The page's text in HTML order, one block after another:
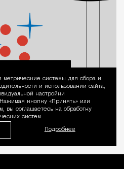
Уведомление
системы для сбора и
и использовании сайта,
настройки
кнопку «Принять» или
вы соглашаетесь на обработку
систем.
Подробнее